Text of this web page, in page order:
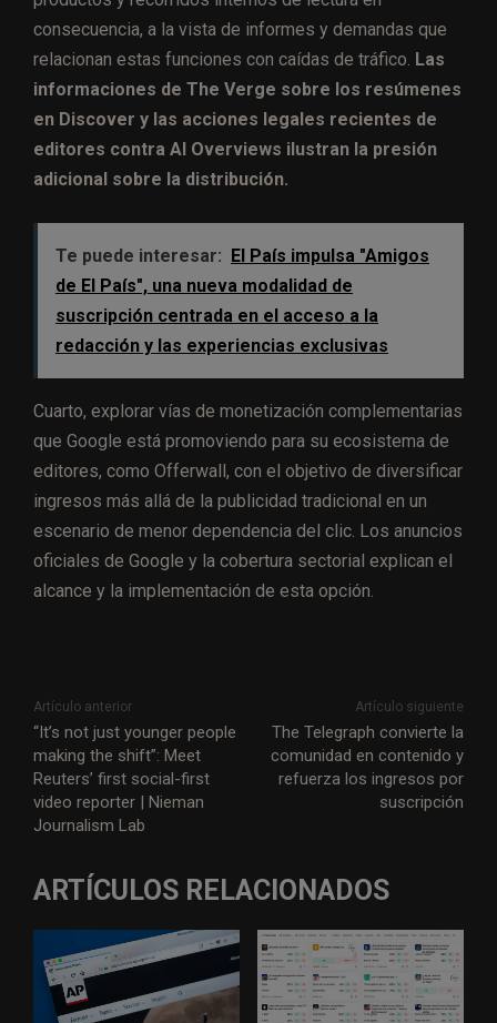
consecuencia, a la vista de informes y demandas que
relacionan estas funciones con caídas de tráfico. Las
informaciones de The Verge sobre los resúmenes
en Discover y las acciones legales recientes de
editores contra AI Overviews ilustran la presión
adicional sobre la distribución.
Te puede interesar: El País impulsa "Amigos
de El País", una nueva modalidad de
suscripción centrada en el acceso a la
redacción y las experiencias exclusivas
Cuarto, explorar vías de monetización complementarias
que Google está promoviendo para su ecosistema de
editores, como Offerwall, con el objetivo de diversificar
ingresos más allá de la publicidad tradicional en un
escenario de menor dependencia del clic. Los anuncios
oficiales de Google y la cobertura sectorial explican el
alcance y la implementación de esta opción.
Artículo anterior
“It’s not just younger people
making the shift”: Meet
Reuters’ first social-first
video reporter | Nieman
Journalism Lab
Artículo siguiente
The Telegraph convierte la
comunidad en contenido y
refuerza los ingresos por
suscripción
ARTÍCULOS RELACIONADOS